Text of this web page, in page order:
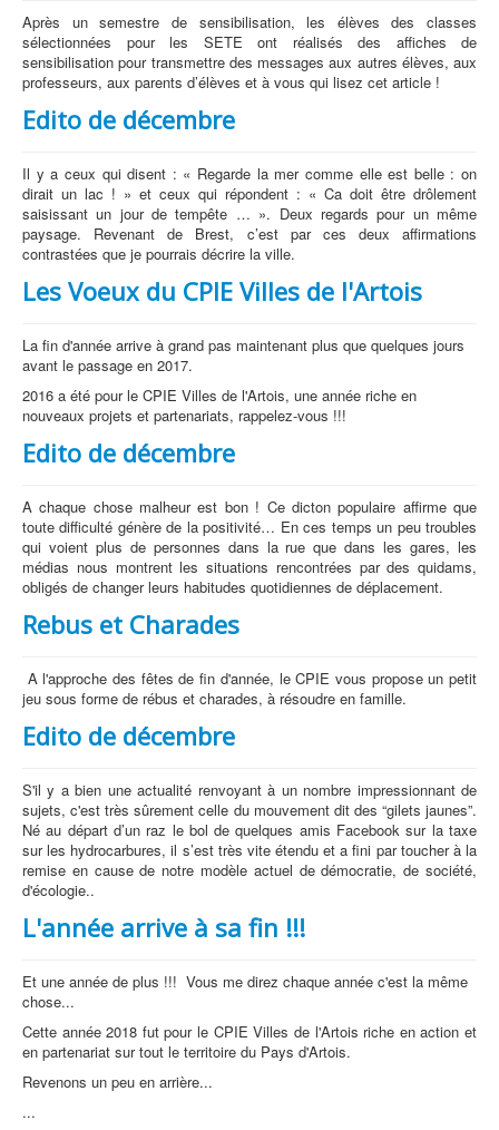
Après un semestre de sensibilisation, les élèves des classes
sélectionnées pour les SETE ont réalisés des affiches de
sensibilisation pour transmettre des messages aux autres élèves, aux
professeurs, aux parents d’élèves et à vous qui lisez cet article !
Edito de décembre
Il y a ceux qui disent : « Regarde la mer comme elle est belle : on
dirait un lac ! » et ceux qui répondent : « Ca doit être drôlement
saisissant un jour de tempête … ». Deux regards pour un même
paysage. Revenant de Brest, c’est par ces deux affirmations
contrastées que je pourrais décrire la ville.
Les Voeux du CPIE Villes de l'Artois
La fin d'année arrive à grand pas maintenant plus que quelques jours
avant le passage en 2017.
2016 a été pour le CPIE Villes de l'Artois, une année riche en
nouveaux projets et partenariats, rappelez-vous !!!
Edito de décembre
A chaque chose malheur est bon ! Ce dicton populaire affirme que
toute difficulté génère de la positivité… En ces temps un peu troubles
qui voient plus de personnes dans la rue que dans les gares, les
médias nous montrent les situations rencontrées par des quidams,
obligés de changer leurs habitudes quotidiennes de déplacement.
Rebus et Charades
A l'approche des fêtes de fin d'année, le CPIE vous propose un petit
jeu sous forme de rébus et charades, à résoudre en famille.
Edito de décembre
S'il y a bien une actualité renvoyant à un nombre impressionnant de
sujets, c'est très sûrement celle du mouvement dit des “gilets jaunes”.
Né au départ d’un raz le bol de quelques amis Facebook sur la taxe
sur les hydrocarbures, il s’est très vite étendu et a fini par toucher à la
remise en cause de notre modèle actuel de démocratie, de société,
d'écologie..
L'année arrive à sa fin !!!
Et une année de plus !!! Vous me direz chaque année c'est la même
chose...
Cette année 2018 fut pour le CPIE Villes de l'Artois riche en action et
en partenariat sur tout le territoire du Pays d'Artois.
Revenons un peu en arrière...
...